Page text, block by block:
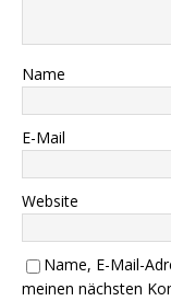
Name
E-Mail
Website
Name, E-Mail-
meinen nächsten